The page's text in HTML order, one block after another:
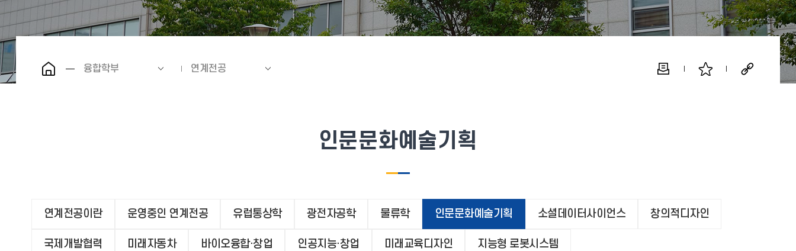
융합학부 연계전공
인문문화예술기획
연계전공이란 운영중인 연계전공 유럽통상학 광전자공학 물류학 인문문화예술기획 소셜데이터사이언스 창의적디자인
국제개발협력 미래자동차 바이오융합·창업 인공지능·창업 미래교육디자인 지능형 로봇시스템